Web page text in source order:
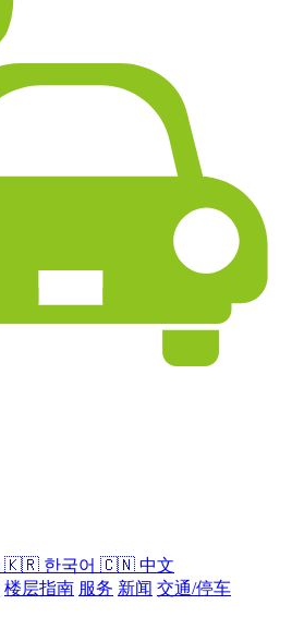
🇰🇷 한국어 🇨🇳 中文
楼层指南 服务 新闻 交通/停车